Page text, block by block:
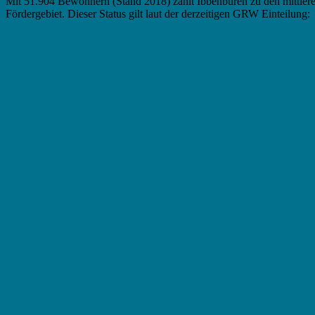
Fördergebiet. Dieser Status gilt laut der derzeitigen GRW Einteilung: